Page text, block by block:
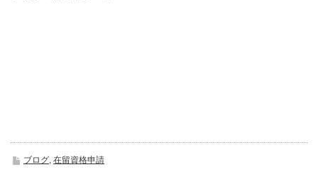
ブログ, 在留資格申請